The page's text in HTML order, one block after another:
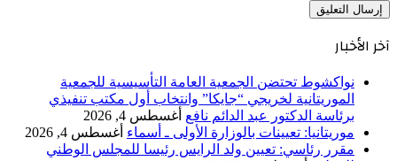
آخر الأخبار
نواكشوط تحتضن الجمعية العامة التأسيسية للجمعية
الموريتانية لخريجي “جايكا” وانتخاب أول مكتب تنفيذي
برئاسة الدكتور عبد الدائم نافع أغسطس 4, 2026
موريتانيا: تعيينات بالوزارة الأولى ـ أسماء أغسطس 4, 2026
مقرر رئاسي: تعيين ولد الرايس رئيسا للمجلس الوطني